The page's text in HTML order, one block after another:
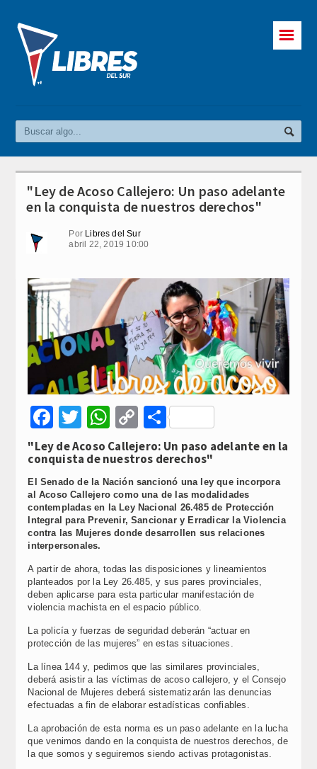
☰
"Ley de Acoso Callejero: Un paso adelante
en la conquista de nuestros derechos"
Por Libres del Sur
abril 22, 2019 10:00
Facebook
Twitter
WhatsApp
Copy
Link
Compartir
"Ley de Acoso Callejero: Un paso adelante en la
conquista de nuestros derechos"
El Senado de la Nación sancionó una ley que incorpora
al Acoso Callejero como una de las modalidades
contempladas en la Ley Nacional 26.485 de Protección
Integral para Prevenir, Sancionar y Erradicar la Violencia
contra las Mujeres donde desarrollen sus relaciones
interpersonales.
A partir de ahora, todas las disposiciones y lineamientos
planteados por la Ley 26.485, y sus pares provinciales,
deben aplicarse para esta particular manifestación de
violencia machista en el espacio público.
La policía y fuerzas de seguridad deberán “actuar en
protección de las mujeres” en estas situaciones.
La línea 144 y, pedimos que las similares provinciales,
deberá asistir a las víctimas de acoso callejero, y el Consejo
Nacional de Mujeres deberá sistematizarán las denuncias
efectuadas a fin de elaborar estadísticas confiables.
La aprobación de esta norma es un paso adelante en la lucha
que venimos dando en la conquista de nuestros derechos, de
la que somos y seguiremos siendo activas protagonistas.